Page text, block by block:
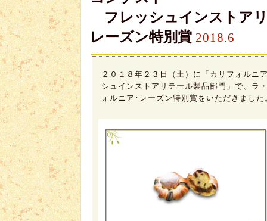
フレッシュインストア
レーズン特別賞 2018.6
２０１８年２３日（土）に「カリフォル
シュインストアリテール製品部門」で、
ォルニア･レーズン特別賞をいただきました